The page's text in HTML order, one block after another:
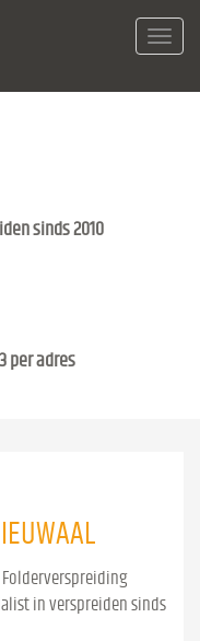
sinds 2010
per adres
Folderverspreiding
in verspreiden sinds